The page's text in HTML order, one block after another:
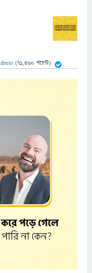
(71,360 পয়েন্ট)